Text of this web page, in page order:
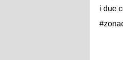
i due